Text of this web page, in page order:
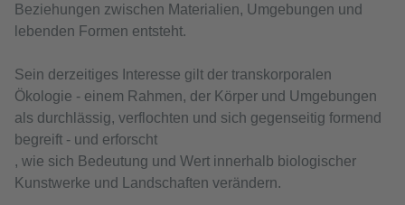
Beziehungen zwischen Materialien, Umgebungen und
lebenden Formen entsteht.
Sein derzeitiges Interesse gilt der transkorporalen
Ökologie - einem Rahmen, der Körper und Umgebungen
als durchlässig, verflochten und sich gegenseitig formend
begreift - und erforscht
, wie sich Bedeutung und Wert innerhalb biologischer
Kunstwerke und Landschaften verändern.